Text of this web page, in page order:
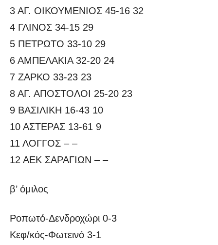
3 ΑΓ. ΟΙΚΟΥΜΕΝΙΟΣ 45-16 32
4 ΓΛΙΝΟΣ 34-15 29
5 ΠΕΤΡΩΤΟ 33-10 29
6 ΑΜΠΕΛΑΚΙΑ 32-20 24
7 ΖΑΡΚΟ 33-23 23
8 ΑΓ. ΑΠΟΣΤΟΛΟΙ 25-20 23
9 ΒΑΣΙΛΙΚΗ 16-43 10
10 ΑΣΤΕΡΑΣ 13-61 9
11 ΛΟΓΓΟΣ – –
12 ΑΕΚ ΣΑΡΑΓΙΩΝ – –
β’ όμιλος
Ροπωτό-Δενδροχώρι 0-3
Κεφ/κός-Φωτεινό 3-1